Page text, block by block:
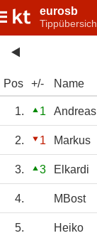
eurosb
Pos +/- Name
1. 1 Andreas
2. 1 Markus
3. 3 Elkardi
4. MBost
5. Heiko